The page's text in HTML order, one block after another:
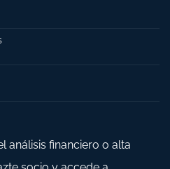
análisis financiero o alta